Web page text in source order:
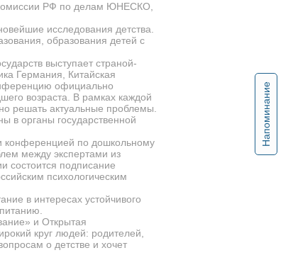
Напоминание
РФ по делам ЮНЕСКО,
исследования детства.
образования детей с
выступает страной-
Германия, Китайская
официально
возраста. В рамках каждой
решать актуальные проблемы.
в органы государственной
конференцией по дошкольному
между экспертами из
состоится подписание
психологическим
в интересах устойчивого
и Открытая
круг людей: родителей,
о детстве и хочет